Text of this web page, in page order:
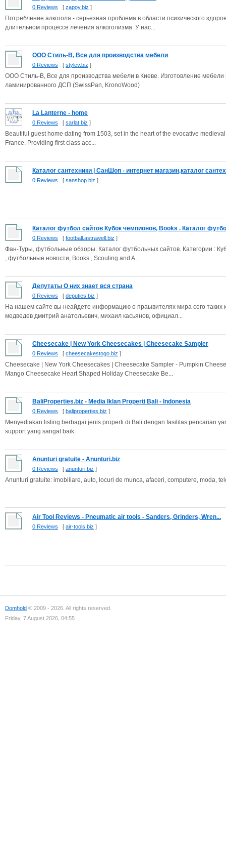
0 Reviews [ zapoy.biz ]
Потребление алкоголя - серьезная проблема в области психического
длительном процессе лечения алкоголизма. У нас...
ООО Стиль-В, Все для производства мебели
0 Reviews [ stylev.biz ]
ООО Стиль-В, Все для производства мебели в Киеве. Изготовление
ламинированного ДСП (SwissPan, KronoWood)
La Lanterne - home
0 Reviews [ sarlat.biz ]
Beautiful guest home dating from 1503, set in the heart of the evocative
France. Providing first class acc...
Каталог сантехники | СанШоп - интернет магазин,каталог
0 Reviews [ sanshop.biz ]
Каталог футбол сайтов Кубок чемпионов, Books . Каталог
0 Reviews [ football.astrawell.biz ]
Фан-Туры, футбольные обзоры. Каталог футбольных сайтов. Категории :
, футбольные новости, Books , Scouting and A...
Депутаты О них знает вся страна
0 Reviews [ deputies.biz ]
На нашем сайте вы неайдете информацию о праывителях мира сего таких
медведев дмитрий анатольевич, михаил касьянов, официал...
Cheesecake | New York Cheesecakes | Cheesecake Sampler
0 Reviews [ cheesecakestogo.biz ]
Cheesecake | New York Cheesecakes | Cheesecake Sampler - Pumpkin
Mango Cheesecake Heart Shaped Holiday Cheesecake Be...
BaliProperties.biz - Media Iklan Properti Bali - Indonesia
0 Reviews [ baliproperties.biz ]
Menyediakan listing berbagai jenis properti di Bali dengan fasilitas pencarian
support yang sangat baik.
Anunturi gratuite - Anunturi.biz
0 Reviews [ anunturi.biz ]
Anunturi gratuite: imobiliare, auto, locuri de munca, afaceri, computere, moda,
Air Tool Reviews - Pneumatic air tools - Sanders, Grinders, Wren...
0 Reviews [ air-tools.biz ]
Domhold © 2009 - 2026. All rights reserved.
Friday, 7 August 2026, 04:55